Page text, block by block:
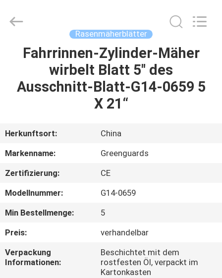
HAUS
PRODUKTE
UNS
AUSFLUG
QUALITÄTSKONTROLLE
TRETEN
SIE
Trading
Rasenmäherblätter
Fahrrinnen-Zylinder-Mäher
wirbelt Blatt 5" des
Ausschnitt-Blatt-G14-0659 5
X 21“
Herkunftsort:
China
Markenname:
Greenguards
Zertifizierung:
CE
Modellnummer:
G14-0659
Min Bestellmenge:
5
Preis:
verhandelbar
Verpackung
Informationen:
Beschichtet mit dem
rostfesten Öl, verpackt im
Kartonkasten